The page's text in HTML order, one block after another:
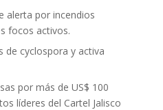
alerta por incendios
focos activos.
de cyclospora y activa
por más de US$ 100
líderes del Cartel Jalisco